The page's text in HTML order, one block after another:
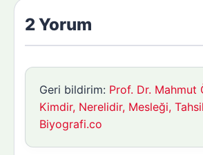
2 Yorum
Geri bildirim: Prof. Dr. Mahmut
Kimdir, Nerelidir, Mesleği,
Biyografi.co